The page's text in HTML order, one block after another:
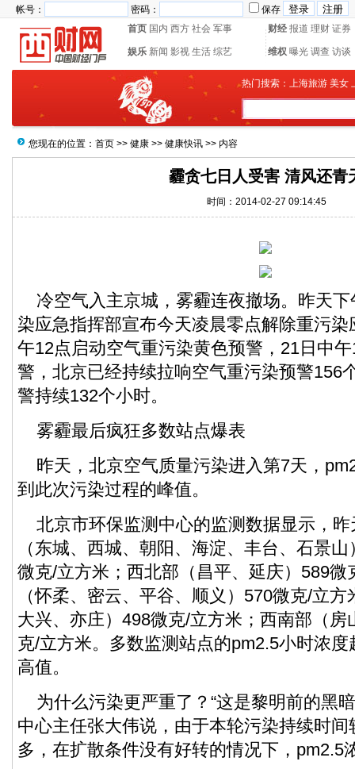
帐号： 密码：
保存
首页 国内 西方 社会 军事 财经 报道 理财 证券
娱乐 新闻 影视 生活 综艺 维权 曝光 调查 访谈
热门搜索： 上海旅游 美女
您现在的位置： 首页 >> 健康 >> 健康快讯 >> 内容
霾贪七日人受害 清风还青
时间：2014-02-27 09:14:45
冷空气入主京城，雾霾连夜撤场。昨天下
染应急指挥部宣布今天凌晨零点解除重污
午12点启动空气重污染黄色预警，21日中
警，北京已经持续拉响空气重污染预警156
警持续132个小时。
雾霾最后疯狂多数站点爆表
昨天，北京空气质量污染进入第7天，
到此次污染过程的峰值。
北京市环保监测中心的监测数据显示，昨
（东城、西城、朝阳、海淀、丰台、石景
微克/立方米；西北部（昌平、延庆）589微
（怀柔、密云、平谷、顺义）570微克/立
大兴、亦庄）498微克/立方米；西南部（房
克/立方米。多数监测站点的pm2.5小时浓
高值。
为什么污染更严重了？“这是黎明前的黑
中心主任张大伟说，由于本轮污染持续时
多，在扩散条件没有好转的情况下，pm2.5